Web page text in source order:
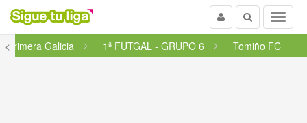
Menu
Buscar
Usuario
<Primera Galicia 1ª FUTGAL - GRUPO 6 Tomiño FC